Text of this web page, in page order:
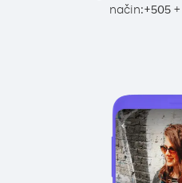
način:+505 +